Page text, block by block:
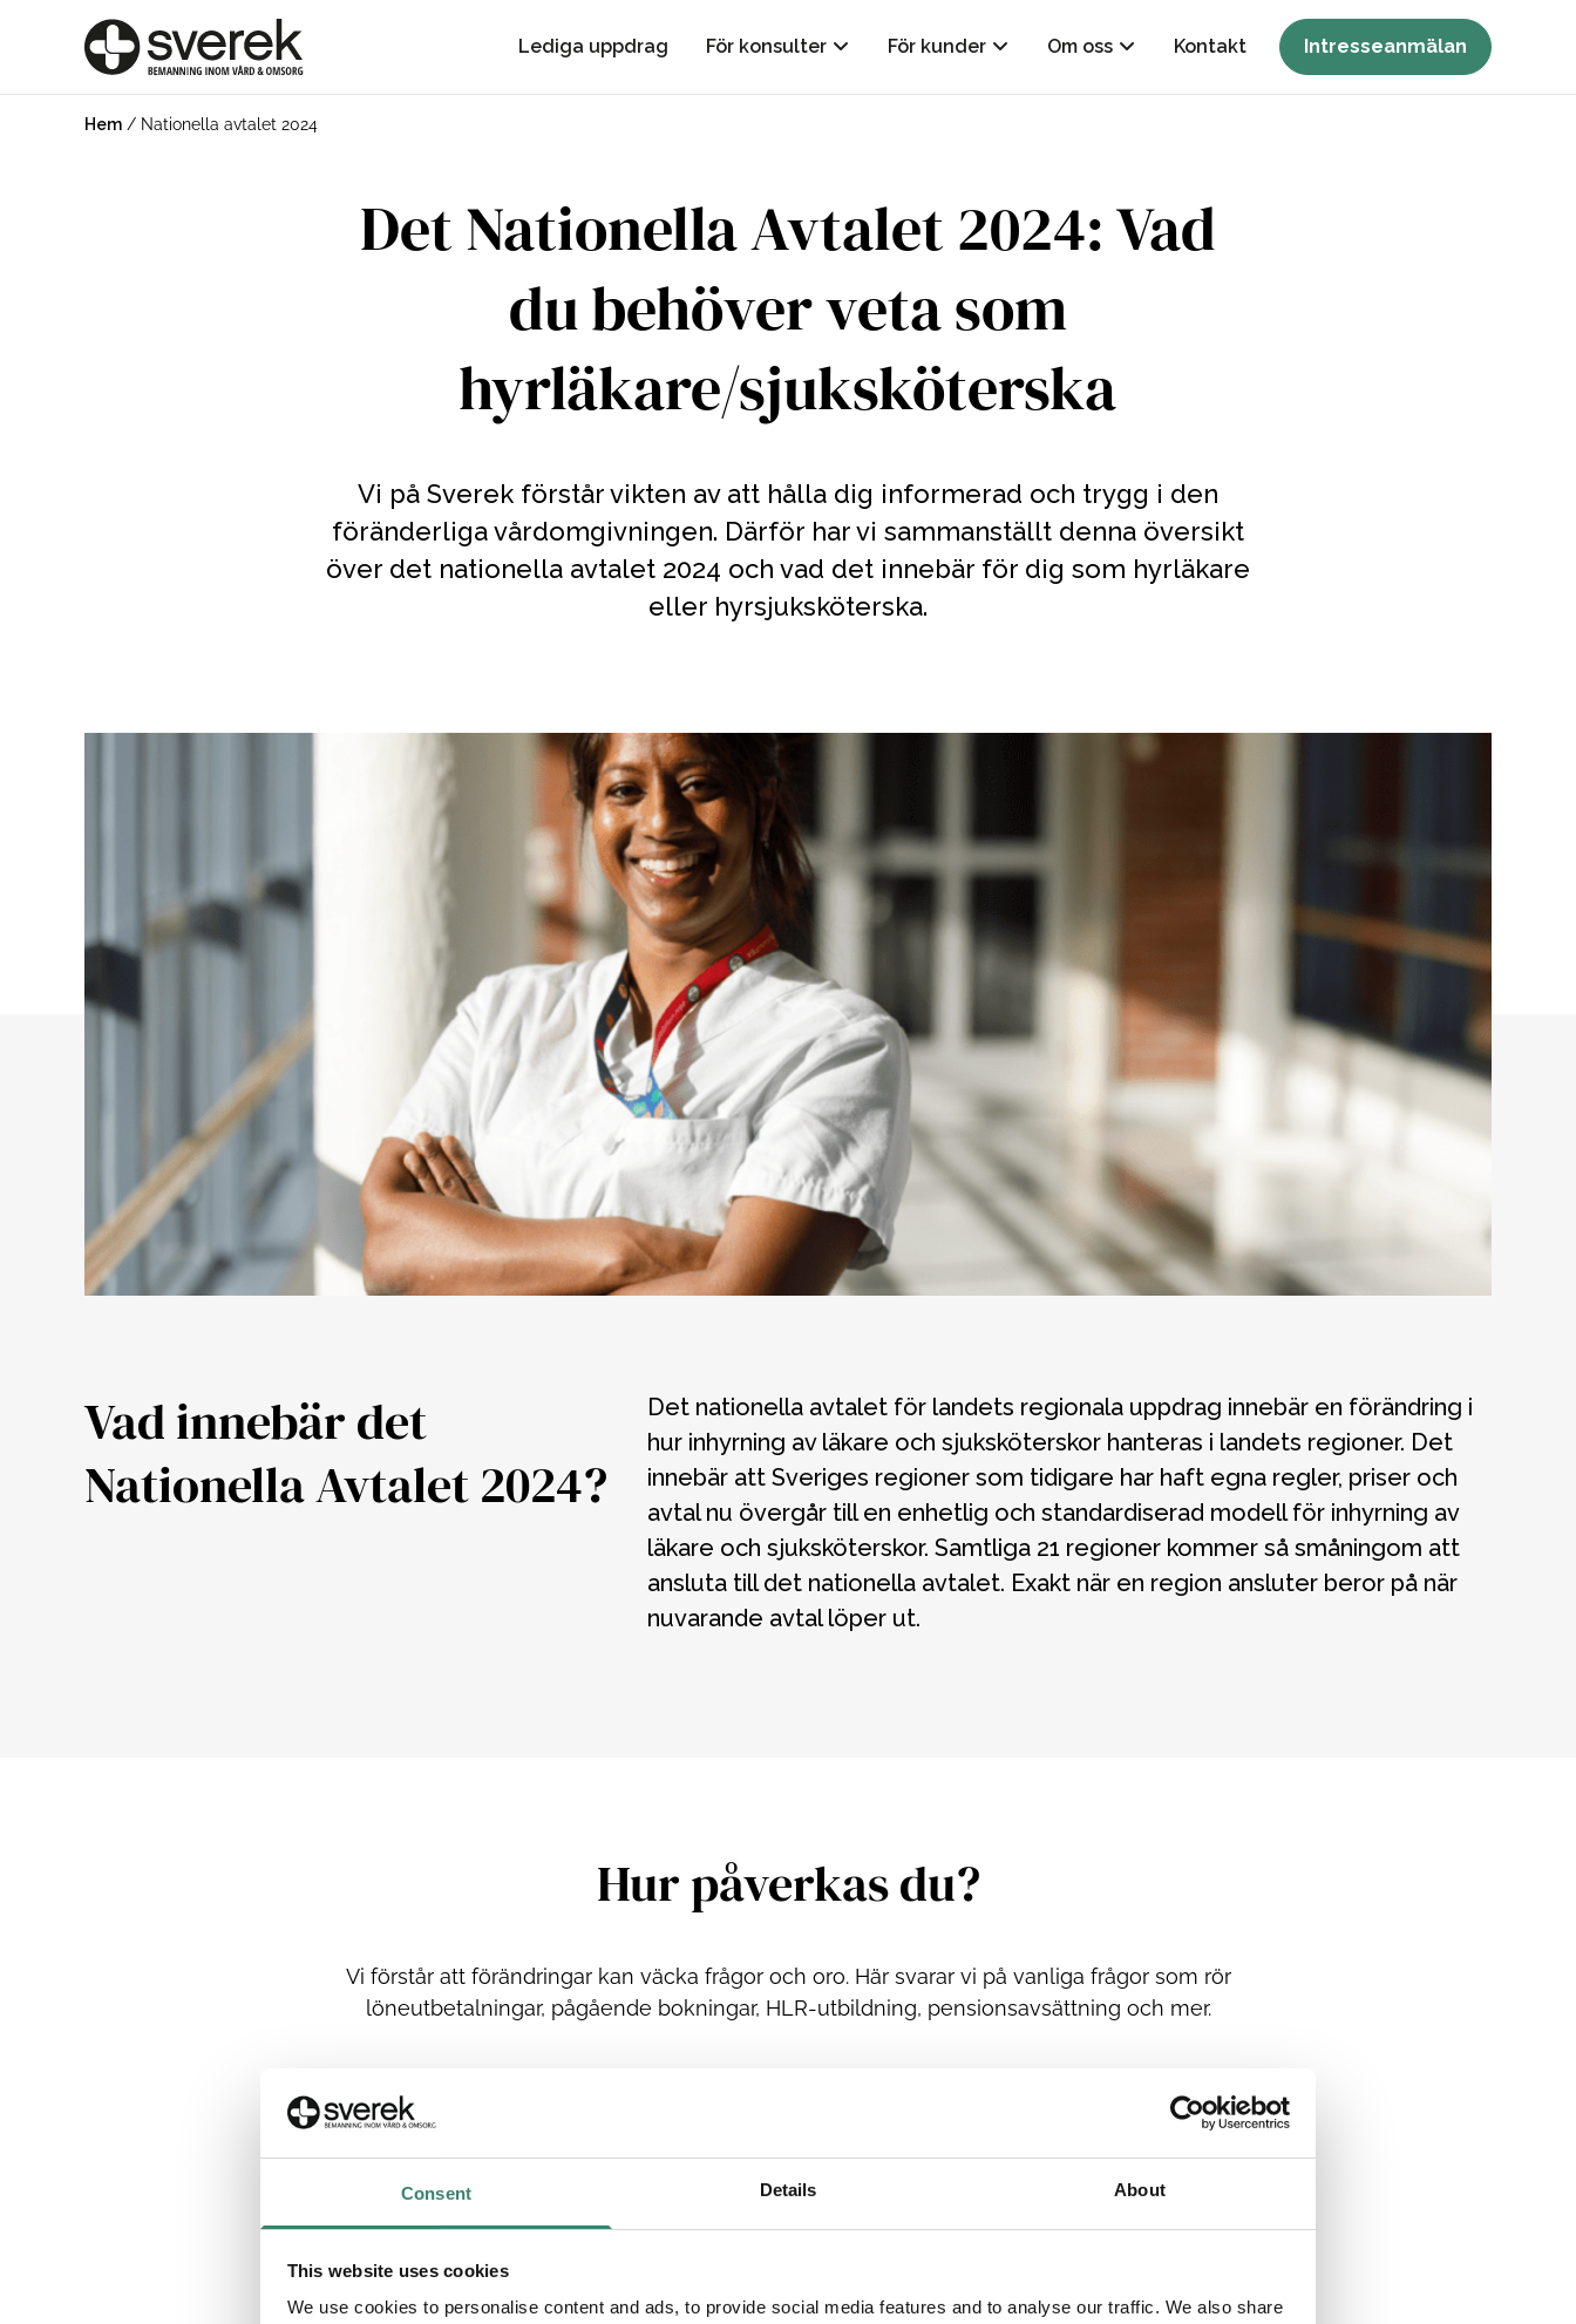
Consent Details About
This website uses cookies
We use cookies to personalise content and ads, to provide social media features and to analyse our traffic. We also share
Lediga uppdrag För konsulter För kunder Om oss Kontakt Intresseanmälan
Hem / Nationella avtalet 2024
Det Nationella Avtalet 2024: Vad
du behöver veta som
hyrläkare/sjuksköterska
Vi på Sverek förstår vikten av att hålla dig informerad och trygg i den
föränderliga vårdomgivningen. Därför har vi sammanställt denna översikt
över det nationella avtalet 2024 och vad det innebär för dig som hyrläkare
eller hyrsjuksköterska.
Vad innebär det
Nationella Avtalet 2024?
Det nationella avtalet för landets regionala uppdrag innebär en förändring i
hur inhyrning av läkare och sjuksköterskor hanteras i landets regioner. Det
innebär att Sveriges regioner som tidigare har haft egna regler, priser och
avtal nu övergår till en enhetlig och standardiserad modell för inhyrning av
läkare och sjuksköterskor. Samtliga 21 regioner kommer så småningom att
ansluta till det nationella avtalet. Exakt när en region ansluter beror på när
nuvarande avtal löper ut.
Hur påverkas du?
Vi förstår att förändringar kan väcka frågor och oro. Här svarar vi på vanliga frågor som rör
löneutbetalningar, pågående bokningar, HLR-utbildning, pensionsavsättning och mer.
Hur påverkas karensperioden av det nya avtalet och vad betyder det
för mig?